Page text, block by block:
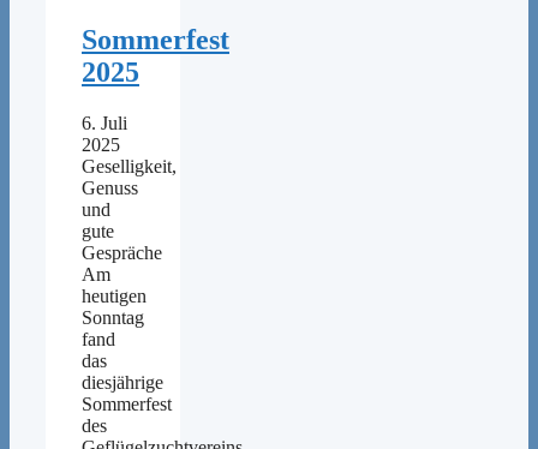
Sommerfest
2025
6. Juli
2025
Geselligkeit,
Genuss
und
gute
Gespräche
Am
heutigen
Sonntag
fand
das
diesjährige
Sommerfest
des